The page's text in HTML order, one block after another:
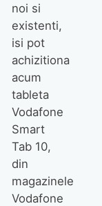
noi si
existenti,
isi pot
achizitiona
acum
tableta
Vodafone
Smart
Tab 10,
din
magazinele
Vodafone